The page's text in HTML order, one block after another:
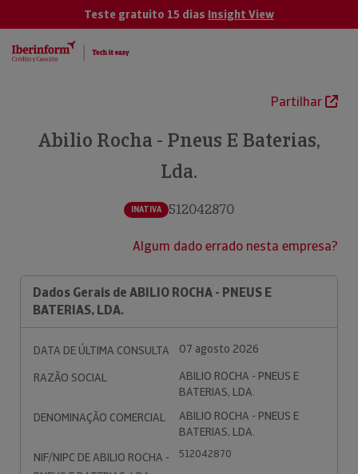
Teste gratuito 15 dias Insight View
Partilhar
Abilio Rocha - Pneus E Baterias,
Lda.
INATIVA 512042870
Algum dado errado nesta empresa?
Dados Gerais de ABILIO ROCHA - PNEUS E
BATERIAS, LDA.
DATA DE ÚLTIMA CONSULTA
07 agosto 2026
RAZÃO SOCIAL
ABILIO ROCHA - PNEUS E
BATERIAS, LDA.
DENOMINAÇÃO COMERCIAL
ABILIO ROCHA - PNEUS E
BATERIAS, LDA.
NIF/NIPC DE ABILIO ROCHA -
512042870